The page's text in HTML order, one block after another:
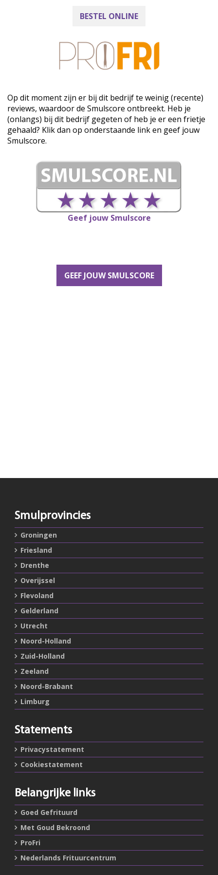
BESTEL ONLINE
Op dit moment zijn er bij dit bedrijf te weinig (recente)
reviews, waardoor de Smulscore ontbreekt. Heb je
(onlangs) bij dit bedrijf gegeten of heb je er een frietje
gehaald? Klik dan op onderstaande link en geef jouw
Smulscore.
Geef jouw Smulscore
GEEF JOUW SMULSCORE
Smulprovincies
Groningen
Friesland
Drenthe
Overijssel
Flevoland
Gelderland
Utrecht
Noord-Holland
Zuid-Holland
Zeeland
Noord-Brabant
Limburg
Statements
Privacystatement
Cookiestatement
Belangrijke links
Goed Gefrituurd
Met Goud Bekroond
ProFri
Nederlands Frituurcentrum